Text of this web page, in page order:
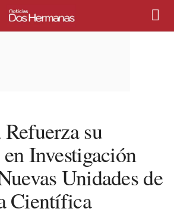
su
Investigación
Unidades de
Científica